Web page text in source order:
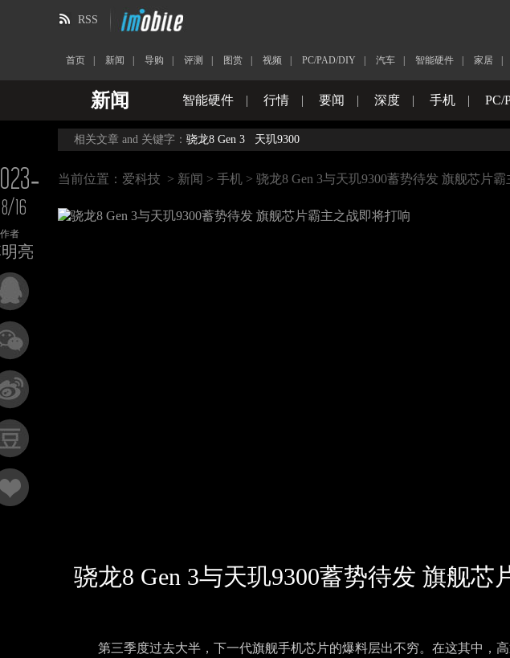
RSS
首页 新闻 导购 评测 图赏 视频 PC/PAD/DIY 汽车 智能硬件 家居
新闻 智能硬件 | 行情 | 要闻 | 深度 | 手机 | PC/
16
作者
亮
相关文章 and 关键字： 骁龙8 Gen 3 天玑9300
当前位置： 爱科技 > 新闻 > 手机 > 骁龙8 Gen 3与天玑9300蓄势待发 旗舰芯片
骁龙8 Gen 3与天玑9300蓄势待发 旗舰芯
第三季度过去大半，下一代旗舰手机芯片的爆料层出不穷。在这其中，